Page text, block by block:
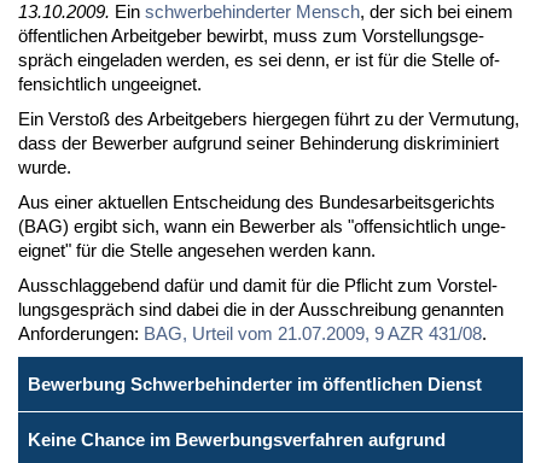
13.10.2009. Ein schwer­be­hin­der­ter Mensch, der sich bei ei­nem
öf­fent­li­chen Ar­beit­ge­ber be­wirbt, muss zum Vor­stel­lungs­ge­
spräch ein­ge­la­den wer­den, es sei denn, er ist für die Stel­le of­
fen­sicht­lich un­ge­eig­net.
Ein Ver­stoß des Ar­beit­ge­bers hier­ge­gen führt zu der Ver­mu­tung,
dass der Be­wer­ber auf­grund sei­ner Be­hin­de­rung dis­kri­mi­niert
wur­de.
Aus ei­ner ak­tu­el­len Ent­schei­dung des Bun­des­ar­beits­ge­richts
(BAG) er­gibt sich, wann ein Be­wer­ber als "of­fen­sicht­lich un­ge­
eig­net" für die Stel­le an­ge­se­hen wer­den kann.
Aus­schlag­ge­bend da­für und da­mit für die Pflicht zum Vor­stel­
lungs­ge­spräch sind da­bei die in der Aus­schrei­bung ge­nann­ten
An­for­de­run­gen: BAG, Ur­teil vom 21.07.2009, 9 AZR 431/08.
Bewerbung Schwerbehinderter im öffentlichen Dienst
Keine Chance im Bewerbungsverfahren aufgrund